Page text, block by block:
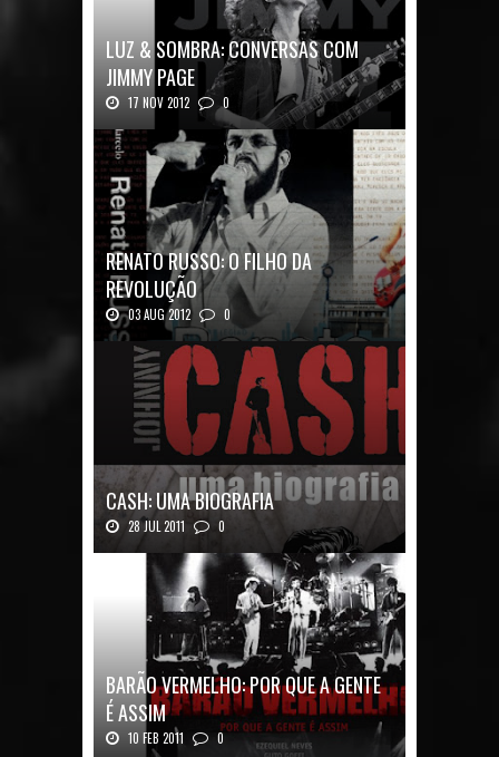
LUZ & SOMBRA: CONVERSAS COM
JIMMY PAGE
17 NOV 2012 0
Luz & Sombra: Conversas com Jimmy Pag...
RENATO RUSSO: O FILHO DA
REVOLUÇÃO
03 AUG 2012 0
Renato Russo: O Filho da Revolução Autor: Car...
CASH: UMA BIOGRAFIA
28 JUL 2011 0
Quadrinhos alemães contam a história de um
BARÃO VERMELHO: POR QUE A GENTE
É ASSIM
10 FEB 2011 0